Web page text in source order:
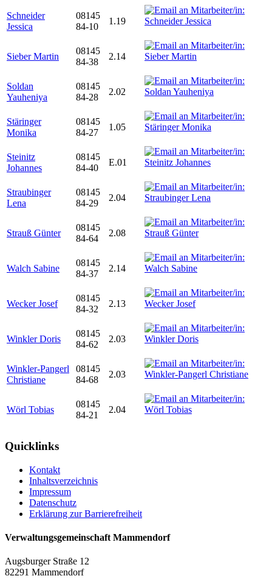
Schneider
Jessica
08145
84-10
1.19
Sieber Martin
08145
84-38
2.14
Soldan
Yauheniya
08145
84-28
2.02
Stäringer
Monika
08145
84-27
1.05
Steinitz
Johannes
08145
84-40
E.01
Straubinger
Lena
08145
84-29
2.04
Strauß Günter
08145
84-64
2.08
Walch Sabine
08145
84-37
2.14
Wecker Josef
08145
84-32
2.13
Winkler Doris
08145
84-62
2.03
Winkler-Pangerl
Christiane
08145
84-68
2.03
Wörl Tobias
08145
84-21
2.04
Quicklinks
Kontakt
Inhaltsverzeichnis
Impressum
Datenschutz
Erklärung zur Barrierefreiheit
Verwaltungsgemeinschaft Mammendorf
Augsburger Straße 12
82291 Mammendorf